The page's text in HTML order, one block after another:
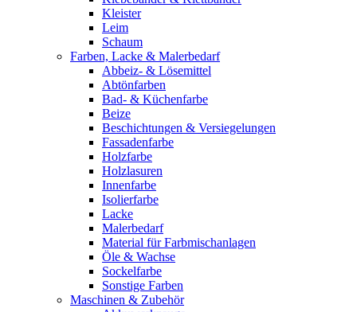
Kleister
Leim
Schaum
Farben, Lacke & Malerbedarf
Abbeiz- & Lösemittel
Abtönfarben
Bad- & Küchenfarbe
Beize
Beschichtungen & Versiegelungen
Fassadenfarbe
Holzfarbe
Holzlasuren
Innenfarbe
Isolierfarbe
Lacke
Malerbedarf
Material für Farbmischanlagen
Öle & Wachse
Sockelfarbe
Sonstige Farben
Maschinen & Zubehör